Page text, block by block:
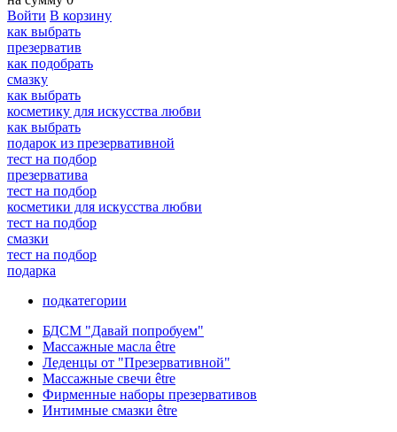
Войти В корзину
как выбрать
презерватив
как подобрать
смазку
как выбрать
косметику для искусства любви
как выбрать
подарок из презервативной
тест на подбор
презерватива
тест на подбор
косметики для искусства любви
тест на подбор
смазки
тест на подбор
подарка
подкатегории
БДСМ "Давай попробуем"
Массажные масла être
Леденцы от "Презервативной"
Массажные свечи être
Фирменные наборы презервативов
Интимные смазки être